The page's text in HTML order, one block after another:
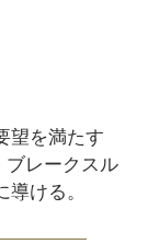
望を満たす
ブレークスル
ける。